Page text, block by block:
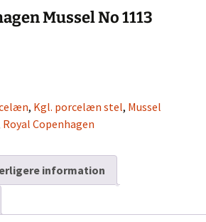
Mussel No 1113
, Kgl. porcelæn stel, Mussel
Royal Copenhagen
information